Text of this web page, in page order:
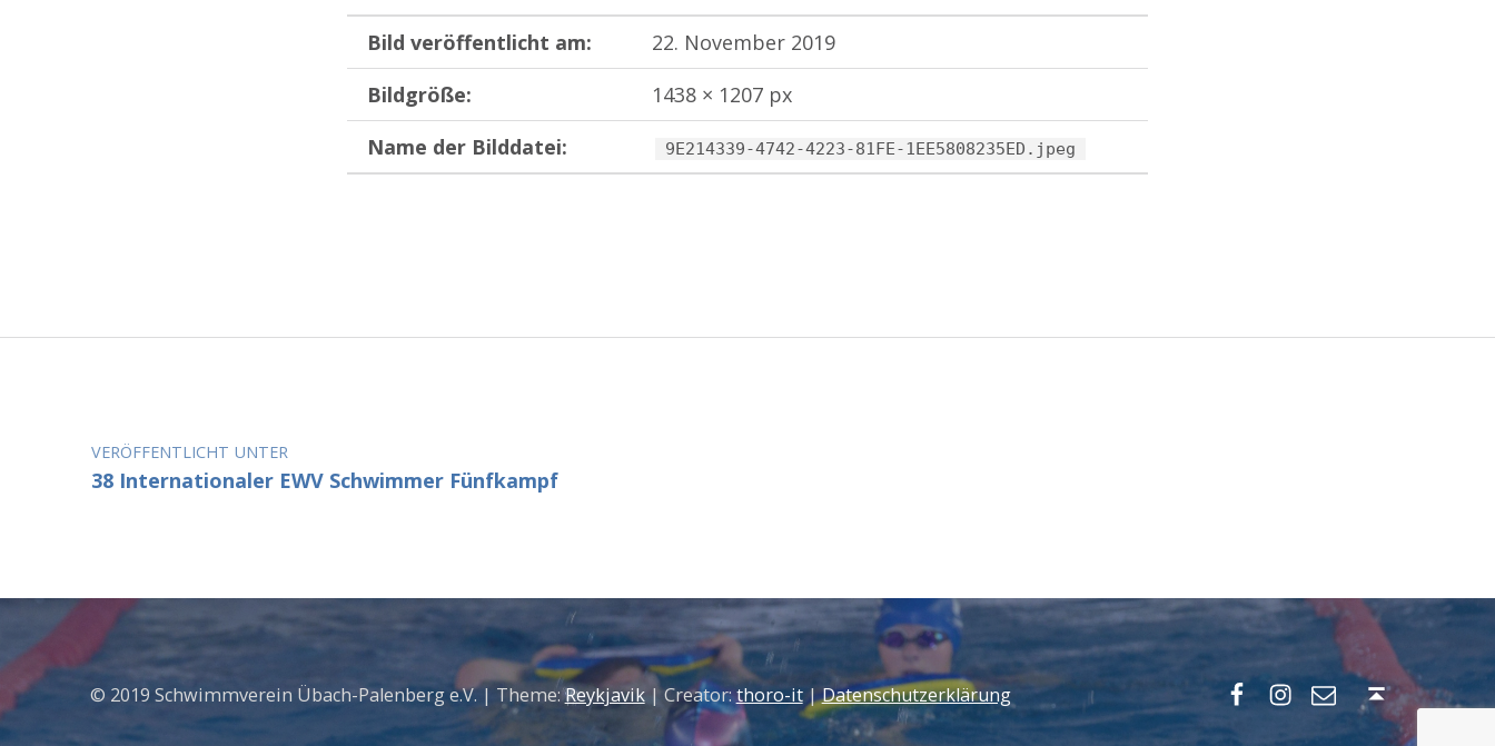
Bild veröffentlicht am:
22. November 2019
Bildgröße:
1438 × 1207 px
Name der Bilddatei:
9E214339-4742-4223-81FE-1EE5808235ED.jpeg
Zurück zur Hauptnavigation springen
Beitragsnavigation
VERÖFFENTLICHT UNTER
38 Internationaler EWV Schwimmer Fünfkampf
© 2019 Schwimmverein Übach-Palenberg e.V. | Theme:Reykjavik| Creator:thoro-it|Datenschutzerklärung
Facebook
Instagram
Mail Nach oben ↑